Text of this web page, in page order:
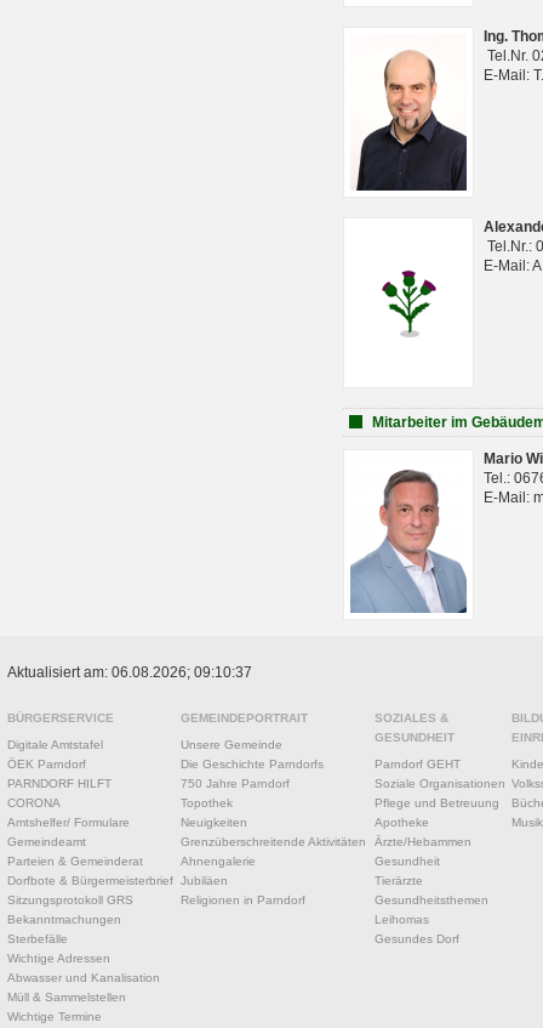
Ing.
Tel.Nr.
E-Mail:
Tel.Nr.:
E-Mail:
Mitarbeiter im
Mario
Tel.:
E-Mail:
Aktualisiert am: 06.08.2026; 09:10:37
BÜRGERSERVICE
Digitale Amtstafel
ÖEK Parndorf
PARNDORF HILFT
CORONA
Amtshelfer/ Formulare
Gemeindeamt
Parteien & Gemeinderat
Dorfbote & Bürgermeisterbrief
Sitzungsprotokoll GRS
Bekanntmachungen
Sterbefälle
Wichtige Adressen
Abwasser und Kanalisation
Müll & Sammelstellen
Wichtige Termine
GEMEINDEPORTRAIT
Unsere Gemeinde
Die Geschichte Parndorfs
750 Jahre Parndorf
Topothek
Neuigkeiten
Grenzüberschreitende Aktivitäten
Ahnengalerie
Jubiläen
Religionen in Parndorf
SOZIALES &
GESUNDHEIT
Parndorf GEHT
Soziale Organisationen
Pflege und Betreuung
Apotheke
Ärzte/Hebammen
Gesundheit
Tierärzte
Gesundheitsthemen
Leihomas
Gesundes Dorf